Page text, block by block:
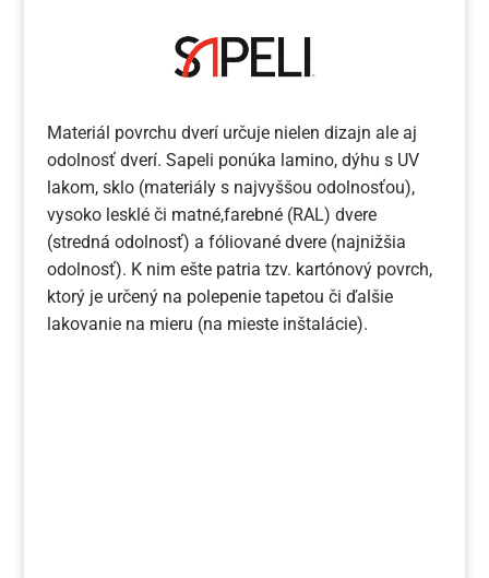
Materiál povrchu dverí určuje nielen dizajn ale aj
odolnosť dverí. Sapeli ponúka lamino, dýhu s UV
lakom, sklo (materiály s najvyššou odolnosťou),
vysoko lesklé či matné,farebné (RAL) dvere
(stredná odolnosť) a fóliované dvere (najnižšia
odolnosť). K nim ešte patria tzv. kartónový povrch,
ktorý je určený na polepenie tapetou či ďalšie
lakovanie na mieru (na mieste inštalácie).